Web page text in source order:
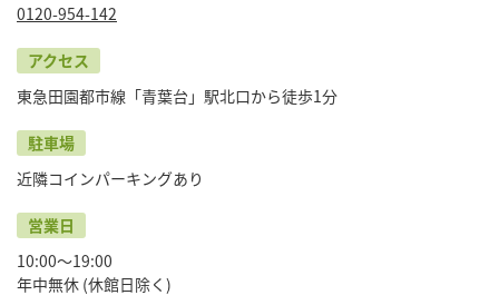
0120-954-142
アクセス
東急田園都市線「青葉台」駅北口から徒歩1分
駐車場
近隣コインパーキングあり
営業日
10:00〜19:00
年中無休 (休館日除く)